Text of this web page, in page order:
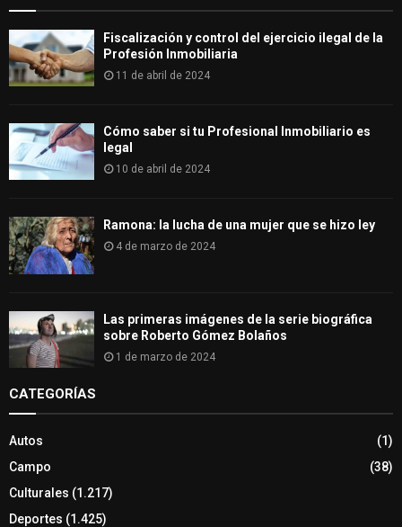
Fiscalización y control del ejercicio ilegal de la
Profesión Inmobiliaria
11 de abril de 2024
Cómo saber si tu Profesional Inmobiliario es
legal
10 de abril de 2024
Ramona: la lucha de una mujer que se hizo ley
4 de marzo de 2024
Las primeras imágenes de la serie biográfica
sobre Roberto Gómez Bolaños
1 de marzo de 2024
CATEGORÍAS
Autos
(1)
Campo
(38)
Culturales (1.217)
Deportes (1.425)